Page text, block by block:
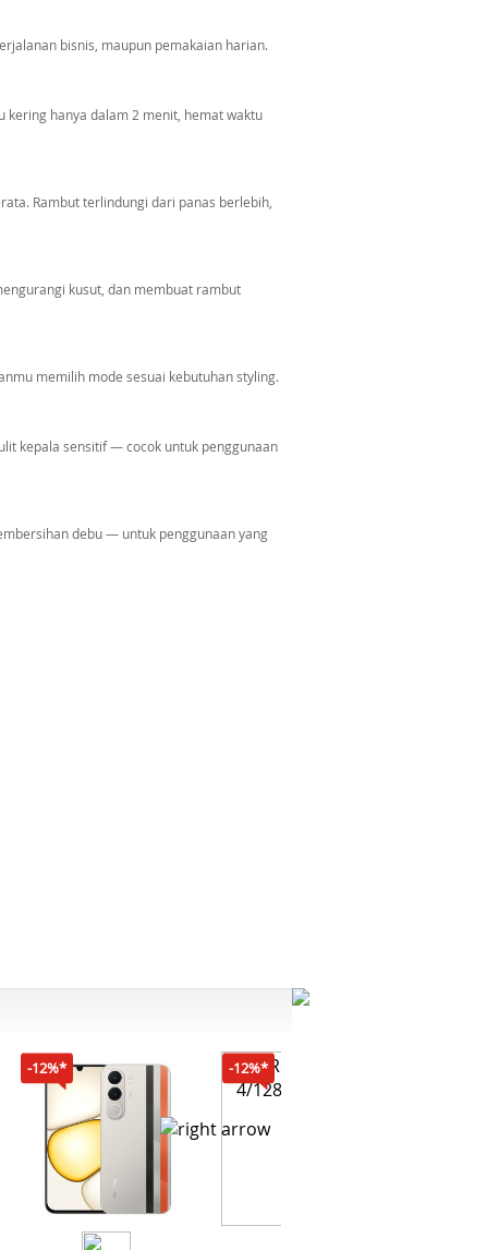
bisnis, maupun pemakaian harian.
kering hanya dalam 2 menit, hemat waktu
Rambut terlindungi dari panas berlebih,
kusut, dan membuat rambut
memilih mode sesuai kebutuhan styling.
kepala sensitif — cocok untuk penggunaan
debu — untuk penggunaan yang
-12%* -12%*